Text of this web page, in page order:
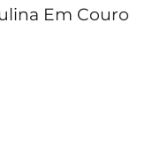
Em Couro